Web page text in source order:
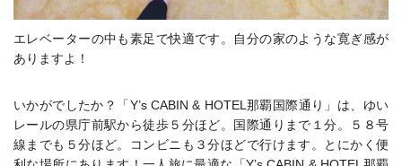
エレベーターの中も素足で快適です。自分の家のような寛ぎ感が
ありますよ！
いかがでしたか？「Y’s CABIN & HOTEL那覇国際通り」は、ゆい
レールの県庁前駅から徒歩５分ほど。国際通りまで１分。５８号
線までも５分ほど。コンビニも３分ほどで行けます。とにかく便